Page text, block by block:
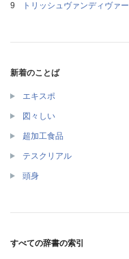
トリッシュヴァンディヴァー
新着のことば
エキスポ
図々しい
超加工食品
テスクリアル
頭身
すべての辞書の索引